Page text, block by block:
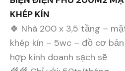
KHÉP KÍN
🍀 Nhà 200 x 3,5 tầng –
khép kín – 5wc – đồ cơ
hợp kinh doanh sạch sẽ